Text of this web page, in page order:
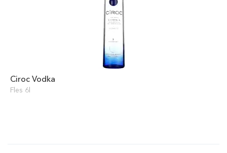
Ciroc Vodka
Fles 6l